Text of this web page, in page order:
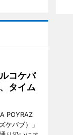
コケバ
タイム
POYRAZ
ケバブ）」